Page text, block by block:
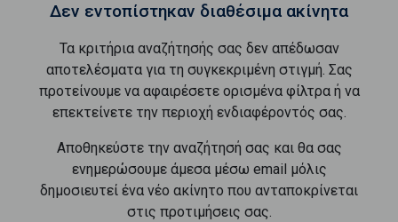
Δεν εντοπίστηκαν διαθέσιμα ακίνητα
Τα κριτήρια αναζήτησής σας δεν απέδωσαν
αποτελέσματα για τη συγκεκριμένη στιγμή. Σας
προτείνουμε να αφαιρέσετε ορισμένα φίλτρα ή να
επεκτείνετε την περιοχή ενδιαφέροντός σας.
Αποθηκεύστε την αναζήτησή σας και θα σας
ενημερώσουμε άμεσα μέσω email μόλις
δημοσιευτεί ένα νέο ακίνητο που ανταποκρίνεται
στις προτιμήσεις σας.